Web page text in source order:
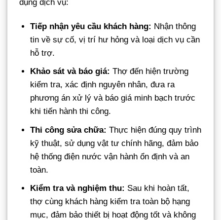
dụng dịch vụ:
Tiếp nhận yêu cầu khách hàng: Nhận thông
tin về sự cố, vị trí hư hỏng và loại dịch vụ cần
hỗ trợ.
Khảo sát và báo giá: Thợ đến hiện trường
kiểm tra, xác định nguyên nhân, đưa ra
phương án xử lý và báo giá minh bạch trước
khi tiến hành thi công.
Thi công sửa chữa: Thực hiện đúng quy trình
kỹ thuật, sử dụng vật tư chính hãng, đảm bảo
hệ thống điện nước vận hành ổn định và an
toàn.
Kiểm tra và nghiệm thu: Sau khi hoàn tất,
thợ cùng khách hàng kiểm tra toàn bộ hạng
mục, đảm bảo thiết bị hoạt động tốt và không